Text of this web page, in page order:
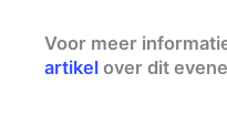
Voor meer
artikel over dit